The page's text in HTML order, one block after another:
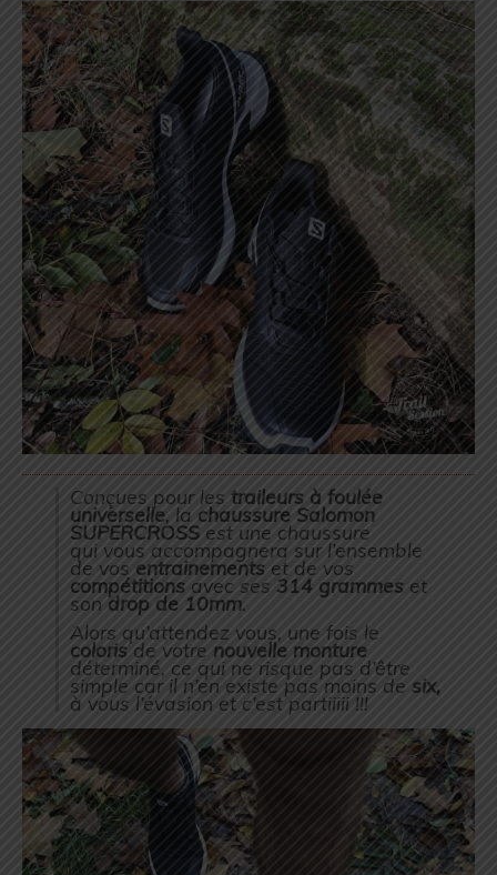
Conçues pour les traileurs à foulée
universelle, la chaussure Salomon
SUPERCROSS est une chaussure
qui vous accompagnera sur l’ensemble
de vos entrainements et de vos
compétitions avec ses 314 grammes et
son drop de 10mm.
Alors qu’attendez vous, une fois le
colorisde votre nouvelle monture
déterminé, ce qui ne risque pas d’être
simple car il n’en existe pas moins de six,
à vous l’évasion et c’est partiiiii !!!